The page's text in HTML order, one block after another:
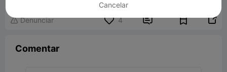
 Denunciar 4  
Comentar
Cancelar